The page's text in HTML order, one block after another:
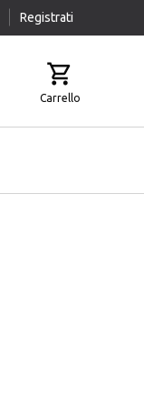
Registrati
Carrello